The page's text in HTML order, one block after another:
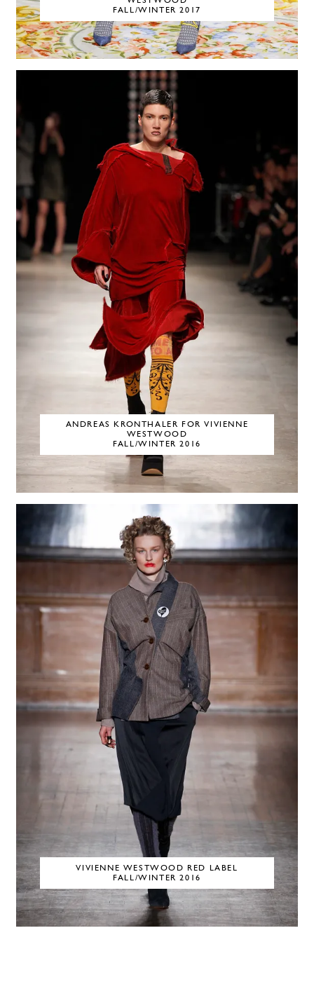
FALL/WINTER 2017
ANDREAS KRONTHALER FOR VIVIENNE
WESTWOOD
FALL/WINTER 2016
VIVIENNE WESTWOOD RED LABEL
FALL/WINTER 2016